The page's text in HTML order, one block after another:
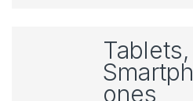
Tablets,
Smartph
ones